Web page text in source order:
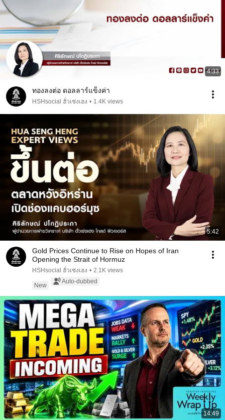
4:33
ทองลงต่อ ดอลลาร์แข็งค่า
HSHsocial ฮั่วเซ่งเฮง • 1.4K views
5:42
Gold Prices Continue to Rise on Hopes of Iran
Opening the Strait of Hormuz
HSHsocial ฮั่วเซ่งเฮง • 2.1K views
New
Auto-dubbed
14:49